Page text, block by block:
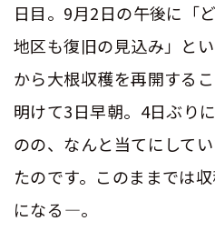
日目。9月2日の午後に「
地区も復旧の見込み」と
から大根収穫を再開する
明けて3日早朝。4日ぶり
のの、なんと当てにして
たのです。このままでは
になる――――。